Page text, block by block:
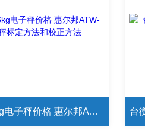
台衡ATW-6kg电子秤价格 惠尔邦ATW-6kg电子秤标定方法和校正方法